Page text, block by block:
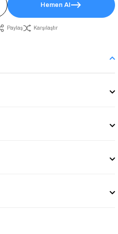
Hemen Al
Paylaş Karşılaştır